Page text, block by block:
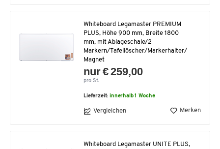
Whiteboard Legamaster PREMIUM
PLUS, Höhe 900 mm, Breite 1800
mm, mit Ablageschale/2
Markern/Tafellöscher/Markerhalter/
Magnet
nur € 259,00
pro St.
Lieferzeit:innerhalb 1 Woche
Vergleichen Merken
Whiteboard Legamaster UNITE PLUS,